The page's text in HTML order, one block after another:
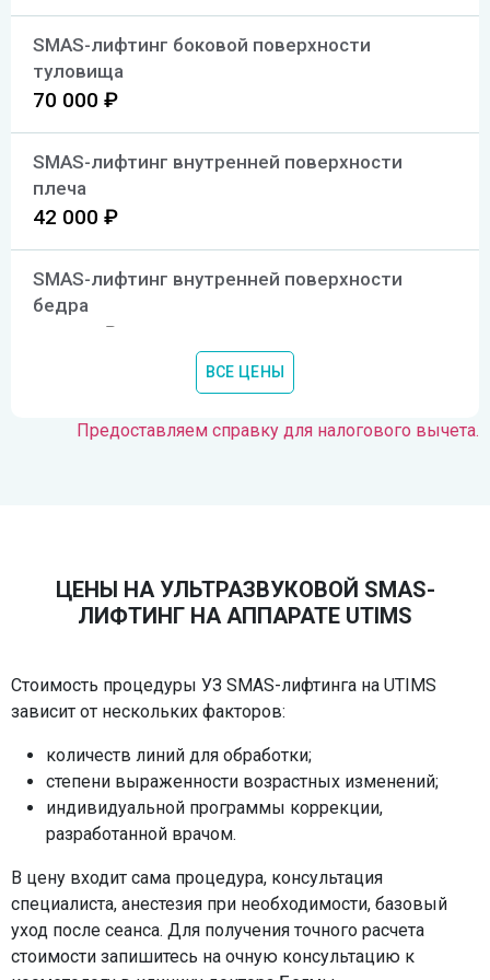
SMAS-лифтинг боковой поверхности
туловища
70 000 ₽
SMAS-лифтинг внутренней поверхности
плеча
42 000 ₽
SMAS-лифтинг внутренней поверхности
бедра
42 000 ₽
SMAS-лифтинг всего лица
42 000 ₽
SMAS-лифтинг живота
70 000 ₽
35 000 ₽
SMAS-лифтинг коленей
21 000 ₽
SMAS-лифтинг лба и бровей
7 000 ₽
SMAS-лифтинг малярных мешков
4 500 ₽
ВСЕ ЦЕНЫ
Предоставляем справку для налогового вычета.
ЦЕНЫ НА УЛЬТРАЗВУКОВОЙ SMAS-
ЛИФТИНГ НА АППАРАТЕ UTIMS
Стоимость процедуры УЗ SMAS-лифтинга на UTIMS
зависит от нескольких факторов:
количеств линий для обработки;
степени выраженности возрастных изменений;
индивидуальной программы коррекции,
разработанной врачом.
В цену входит сама процедура, консультация
специалиста, анестезия при необходимости, базовый
уход после сеанса. Для получения точного расчета
стоимости запишитесь на очную консультацию к